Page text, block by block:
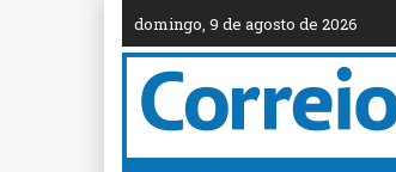
domingo, 9 de agosto de 2026